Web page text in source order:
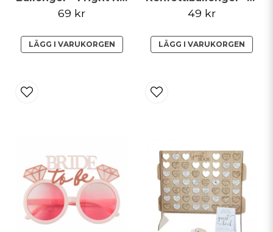
69 kr
LÄGG I VARUKORGEN
49 kr
LÄGG I VARUKORGEN